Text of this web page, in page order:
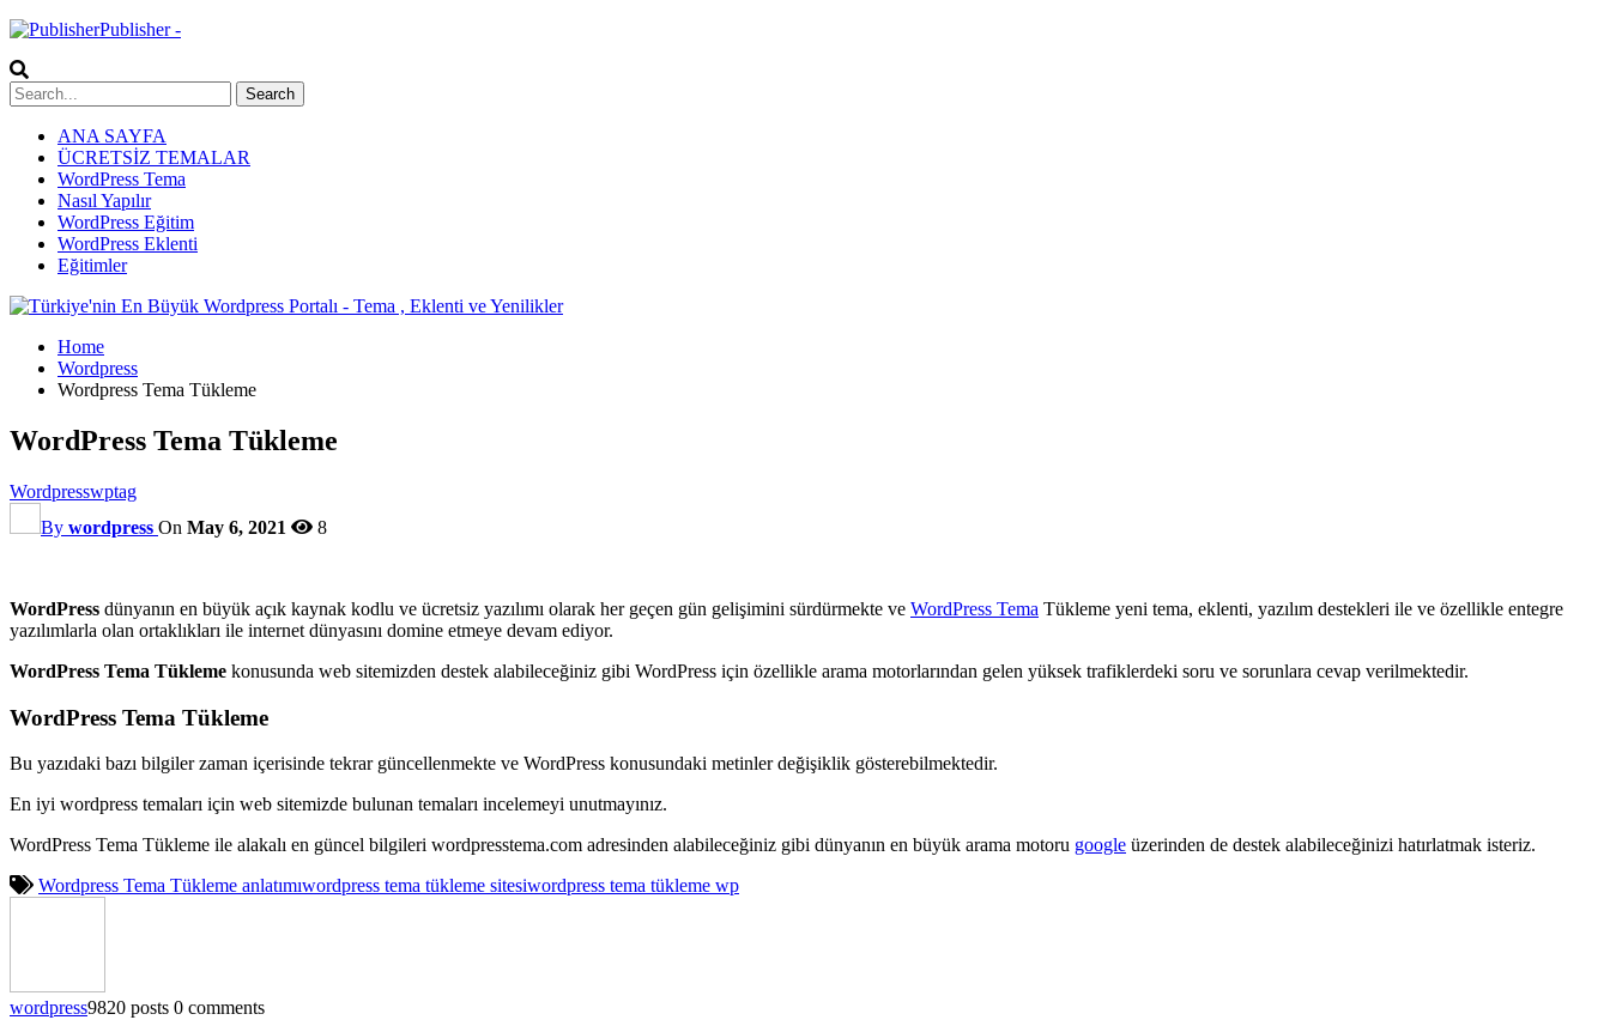
Publisher -
ANA SAYFA
ÜCRETSİZ TEMALAR
WordPress Tema
Nasıl Yapılır
WordPress Eğitim
WordPress Eklenti
Eğitimler
Home
Wordpress
Wordpress Tema Tükleme
WordPress Tema Tükleme
Wordpresswptag
By wordpress On May 6, 2021 8
WordPress dünyanın en büyük açık kaynak kodlu ve ücretsiz yazılımı olarak her geçen gün gelişimini sürdürmekte ve WordPress Tema Tükleme yeni tema, eklenti, yazılım destekleri ile ve özellikle entegre
yazılımlarla olan ortaklıkları ile internet dünyasını domine etmeye devam ediyor.
WordPress Tema Tükleme konusunda web sitemizden destek alabileceğiniz gibi WordPress için özellikle arama motorlarından gelen yüksek trafiklerdeki soru ve sorunlara cevap verilmektedir.
WordPress Tema Tükleme
Bu yazıdaki bazı bilgiler zaman içerisinde tekrar güncellenmekte ve WordPress konusundaki metinler değişiklik gösterebilmektedir.
En iyi wordpress temaları için web sitemizde bulunan temaları incelemeyi unutmayınız.
WordPress Tema Tükleme ile alakalı en güncel bilgileri wordpresstema.com adresinden alabileceğiniz gibi dünyanın en büyük arama motoru google üzerinden de destek alabileceğinizi hatırlatmak isteriz.
Wordpress Tema Tükleme anlatımıwordpress tema tükleme sitesiwordpress tema tükleme wp
wordpress9820 posts 0 comments